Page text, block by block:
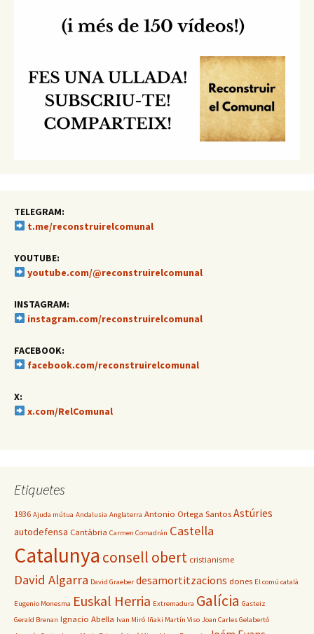
TELEGRAM:
t.me/reconstruirelcomunal
YOUTUBE:
youtube.com/@reconstruirelcomunal
INSTAGRAM:
instagram.com/reconstruirelcomunal
FACEBOOK:
facebook.com/reconstruirelcomunal
X:
x.com/RelComunal
Etiquetes
1936 Ajuda mútua Andalusia Anglaterra Antonio Ortega Santos Astúries
autodefensa Cantàbria Carmen Comadrán Castella
Catalunya consell obert cristianisme
David Algarra David Graeber desamortitzacions dones El comú català
Eugenio Monesma Euskal Herria Extremadura Galícia Gasteiz
Gerald Brenan Ignacio Abella Ivan Miró Iñaki Martín Viso Joan Carles Gelabertó